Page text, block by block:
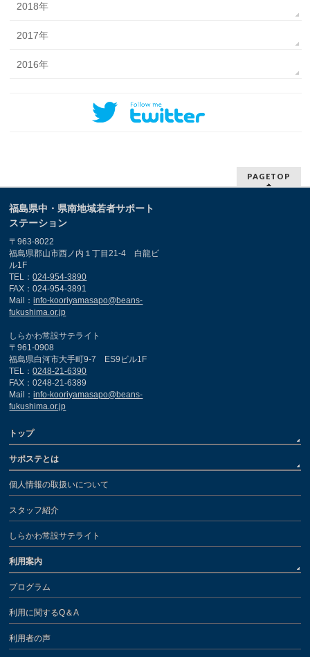
2018年
2017年
2016年
PAGETOP
福島県中・県南地域若者サポート
ステーション
〒963-8022
福島県郡山市西ノ内１丁目21-4 白龍ビ
ル1F
TEL：024-954-3890
FAX：024-954-3891
Mail：info-kooriyamasapo@beans-
fukushima.or.jp
しらかわ常設サテライト
〒961-0908
福島県白河市大手町9-7 ES9ビル1F
TEL：0248-21-6390
FAX：0248-21-6389
Mail：info-kooriyamasapo@beans-
fukushima.or.jp
トップ
サポステとは
個人情報の取扱いについて
スタッフ紹介
しらかわ常設サテライト
利用案内
プログラム
利用に関するQ＆A
利用者の声